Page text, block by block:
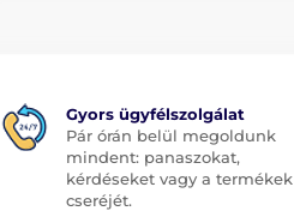
Gyors ügyfélszolgálat
Pár órán belül megoldunk
mindent: panaszokat,
kérdéseket vagy a termékek
cseréjét.